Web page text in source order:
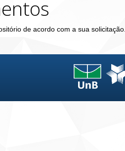
de acordo com a sua solicitação.